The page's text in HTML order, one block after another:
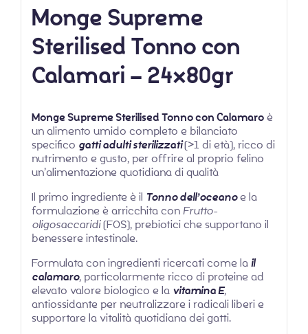
Monge Supreme
Sterilised Tonno con
Calamari – 24x80gr
Monge Supreme Sterilised Tonno con Calamaroè
un alimento umido completo e bilanciato
specifico gatti adulti sterilizzati(>1 di età), ricco di
nutrimento e gusto, per offrire al proprio felino
un’alimentazione quotidiana di qualità
Il primo ingrediente è il Tonno dell’oceanoe la
formulazione è arricchita conFrutto-
oligosaccaridi(FOS), prebiotici che supportano il
benessere intestinale.
Formulata con ingredienti ricercati come lail
calamaro, particolarmente ricco di proteine ad
elevato valore biologico e la vitamina E,
antiossidante per neutralizzare i radicali liberi e
supportare la vitalità quotidiana dei gatti.